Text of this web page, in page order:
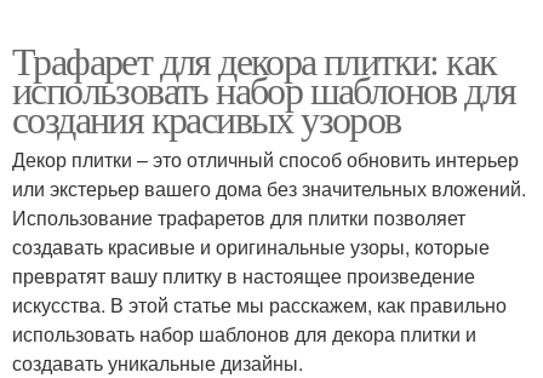
Трафарет для декора плитки: как
использовать набор шаблонов для
создания красивых узоров
Декор плитки – это отличный способ обновить интерьер
или экстерьер вашего дома без значительных вложений.
Использование трафаретов для плитки позволяет
создавать красивые и оригинальные узоры, которые
превратят вашу плитку в настоящее произведение
искусства. В этой статье мы расскажем, как правильно
использовать набор шаблонов для декора плитки и
создавать уникальные дизайны.